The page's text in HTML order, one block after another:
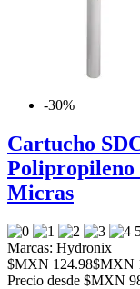
-30%
Cartucho
Polipropileno
Micras
Marcas: Hydronix
$MXN 124.98$MXN
Precio desde $MXN